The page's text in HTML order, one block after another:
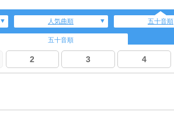
人気曲順 五十音順
五十音順
2 3 4